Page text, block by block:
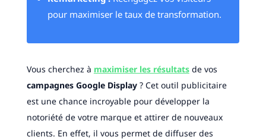
pour maximiser le taux de transformation.
Vous cherchez à maximiser les résultatsde vos
campagnes Google Display? Cet outil publicitaire
est une chance incroyable pour développer la
notoriété de votre marque et attirer de nouveaux
clients. En effet, il vous permet de diffuser des